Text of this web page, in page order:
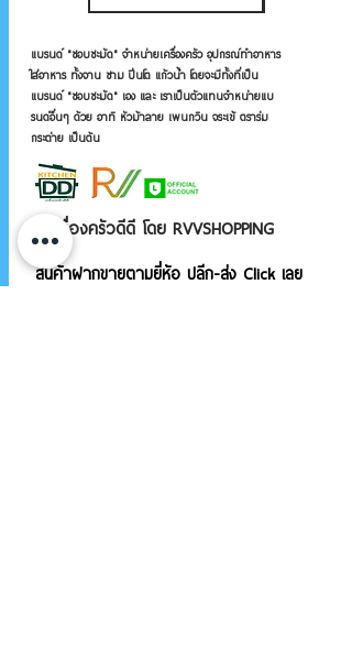
แบรนด์ "ชอบชะมัด" จำหน่ายเครื่องครัว อุปกรณ์ทำอาหาร
ใส่อาหาร ทั้งจาน ชาม ปิ่นโต แก้วน้ำ โดยจะมีทั้งที่เป็น
แบรนด์ "ชอบชะมัด" เอง และ เราเป็นตัวแทนจำหน่ายแบ
รนด์อื่นๆ ด้วย อาทิ หัวม้าลาย เพนกวิน จระเข้ ตราร่ม
กระต่าย เป็นต้น
เครื่องครัวดีดี โดย RVVSHOPPING
สินค้าฝากขายตามยี่ห้อ ปลีก-ส่ง Click เลย